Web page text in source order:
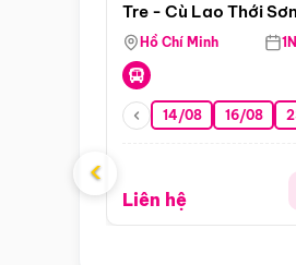
Tre - Cù Lao Thới Sơn
Hồ Chí Minh
14/08 16/08
Liên hệ
‹